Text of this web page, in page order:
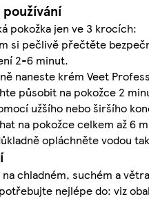
používání
pokožka jen ve 3 krocích:
si pečlivě přečtěte
2-6 minut.
naneste krém Veet
působit na pokožce 2
užšího nebo širšího
na pokožce celkem až 6
opláchněte vodou
na chladném, suchém a
nejlépe do: viz